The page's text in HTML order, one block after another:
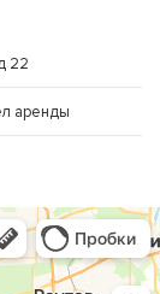
22
аренды